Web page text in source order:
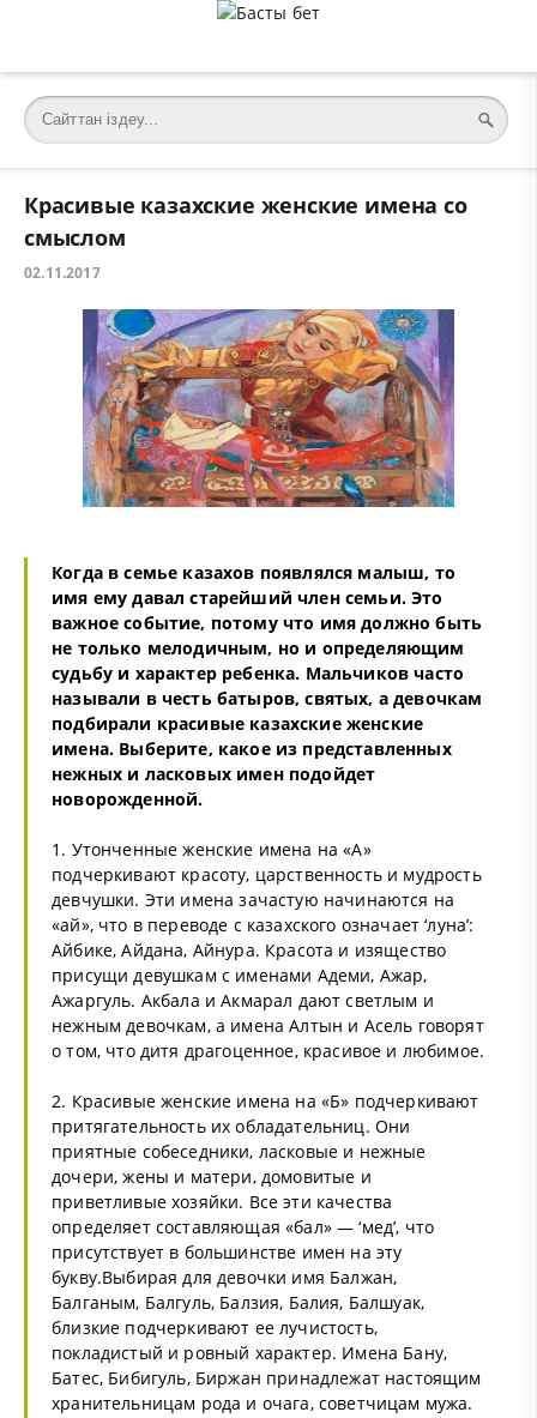
Красивые казахские женские имена со
смыслом
02.11.2017
Когда в семье казахов появлялся малыш, то
имя ему давал старейший член семьи. Это
важное событие, потому что имя должно быть
не только мелодичным, но и определяющим
судьбу и характер ребенка. Мальчиков часто
называли в честь батыров, святых, а девочкам
подбирали красивые казахские женские
имена. Выберите, какое из представленных
нежных и ласковых имен подойдет
новорожденной.
1. Утонченные женские имена на «А»
подчеркивают красоту, царственность и мудрость
девчушки. Эти имена зачастую начинаются на
«ай», что в переводе с казахского означает ‘луна’:
Айбике, Айдана, Айнура. Красота и изящество
присущи девушкам с именами Адеми, Ажар,
Ажаргуль. Акбала и Акмарал дают светлым и
нежным девочкам, а имена Алтын и Асель говорят
о том, что дитя драгоценное, красивое и любимое.
2. Красивые женские имена на «Б» подчеркивают
притягательность их обладательниц. Они
приятные собеседники, ласковые и нежные
дочери, жены и матери, домовитые и
приветливые хозяйки. Все эти качества
определяет составляющая «бал» — ‘мед’, что
присутствует в большинстве имен на эту
букву.Выбирая для девочки имя Балжан,
Балганым, Балгуль, Балзия, Балия, Балшуак,
близкие подчеркивают ее лучистость,
покладистый и ровный характер. Имена Бану,
Батес, Бибигуль, Биржан принадлежат настоящим
хранительницам рода и очага, советчицам мужа.